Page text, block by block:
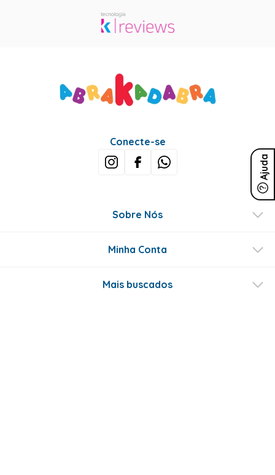
Ajuda
Conecte-se
Sobre Nós
Minha Conta
Mais buscados